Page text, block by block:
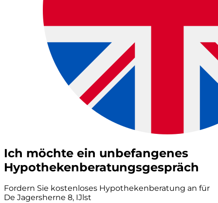
Ich möchte ein unbefangenes
Hypothekenberatungsgespräch
Fordern Sie kostenloses Hypothekenberatung an für
De Jagersherne 8, IJlst